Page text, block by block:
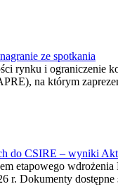
ze spotkania
rynku i ograniczenie
na którym
do CSIRE – wyniki
etapowego
r. Dokumenty dostępne